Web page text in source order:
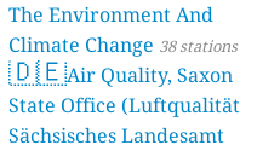
The Environment And
Climate Change 38 stations
🇩🇪Air Quality, Saxon
State Office (Luftqualität
Sächsisches Landesamt